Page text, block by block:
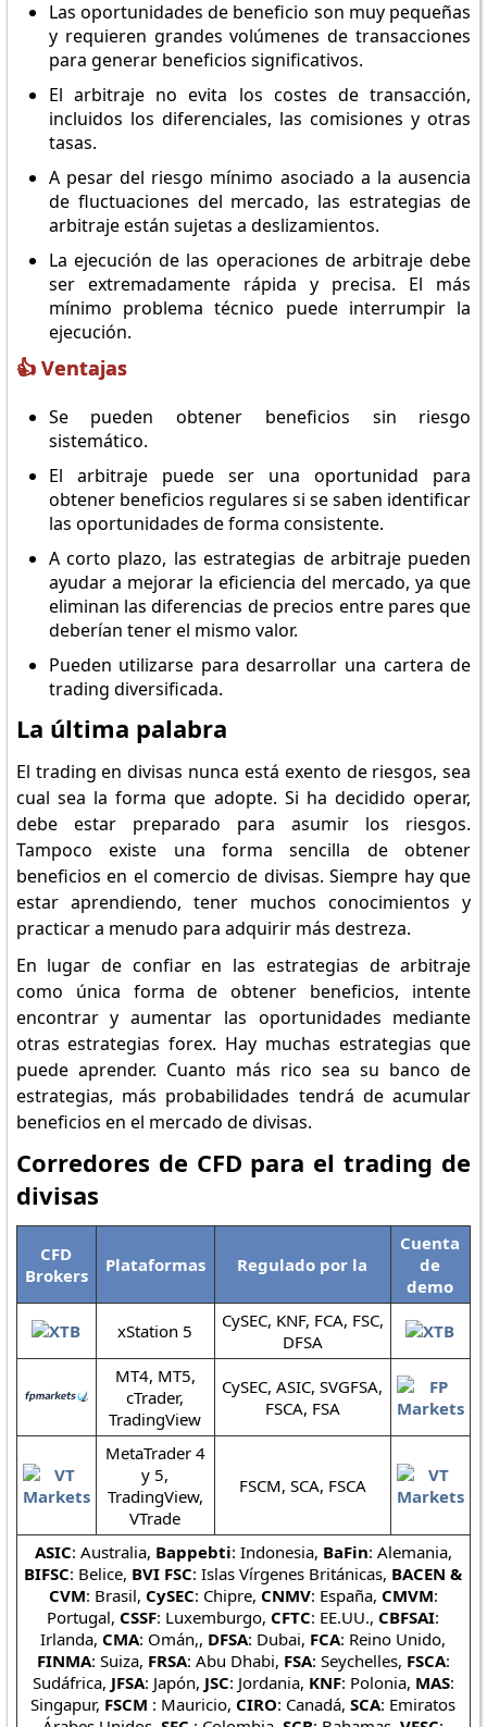
Las oportunidades de beneficio son muy pequeñas
y requieren grandes volúmenes de transacciones
para generar beneficios significativos.
El arbitraje no evita los costes de transacción,
incluidos los diferenciales, las comisiones y otras
tasas.
A pesar del riesgo mínimo asociado a la ausencia
de fluctuaciones del mercado, las estrategias de
arbitraje están sujetas a deslizamientos.
La ejecución de las operaciones de arbitraje debe
ser extremadamente rápida y precisa. El más
mínimo problema técnico puede interrumpir la
ejecución.
👍 Ventajas
Se pueden obtener beneficios sin riesgo
sistemático.
El arbitraje puede ser una oportunidad para
obtener beneficios regulares si se saben identificar
las oportunidades de forma consistente.
A corto plazo, las estrategias de arbitraje pueden
ayudar a mejorar la eficiencia del mercado, ya que
eliminan las diferencias de precios entre pares que
deberían tener el mismo valor.
Pueden utilizarse para desarrollar una cartera de
trading diversificada.
La última palabra
El trading en divisas nunca está exento de riesgos, sea
cual sea la forma que adopte. Si ha decidido operar,
debe estar preparado para asumir los riesgos.
Tampoco existe una forma sencilla de obtener
beneficios en el comercio de divisas. Siempre hay que
estar aprendiendo, tener muchos conocimientos y
practicar a menudo para adquirir más destreza.
En lugar de confiar en las estrategias de arbitraje
como única forma de obtener beneficios, intente
encontrar y aumentar las oportunidades mediante
otras estrategias forex. Hay muchas estrategias que
puede aprender. Cuanto más rico sea su banco de
estrategias, más probabilidades tendrá de acumular
beneficios en el mercado de divisas.
Corredores de CFD para el trading de
divisas
CFD
Brokers
Plataformas Regulado por la
Cuenta
de
demo
xStation 5
CySEC, KNF, FCA, FSC,
DFSA
MT4, MT5,
cTrader,
TradingView
CySEC, ASIC, SVGFSA,
FSCA, FSA
MetaTrader 4
y 5,
TradingView,
VTrade
FSCM, SCA, FSCA
ASIC: Australia, Bappebti: Indonesia, BaFin: Alemania,
BIFSC: Belice, BVI FSC: Islas Vírgenes Británicas, BACEN &
CVM: Brasil, CySEC: Chipre, CNMV: España, CMVM:
Portugal, CSSF: Luxemburgo, CFTC: EE.UU., CBFSAI:
Irlanda, CMA: Omán,, DFSA: Dubai, FCA: Reino Unido,
FINMA: Suiza, FRSA: Abu Dhabi, FSA: Seychelles, FSCA:
Sudáfrica, JFSA: Japón, JSC: Jordania, KNF: Polonia, MAS:
Singapur, FSCM : Mauricio, CIRO: Canadá,SCA: Emiratos